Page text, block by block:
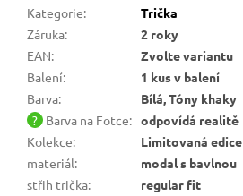
Kategorie:
Trička
Záruka:
2 roky
EAN:
Zvolte variantu
Balení:
1 kus v balení
Barva:
Bílá, Tóny khaky
? Barva na Fotce: odpovídá realitě
Kolekce:
Limitovaná edice
materiál:
modal s bavlnou
střih trička:
regular fit